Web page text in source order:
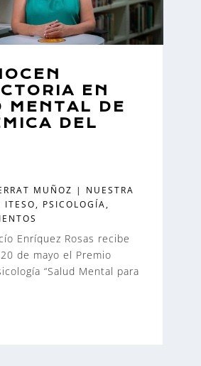
EN
MENTAL DE
DEL
MUÑOZ | NUESTRA
ITESO, PSICOLOGÍA,
Enríquez Rosas recibe
de mayo el Premio
“Salud Mental para